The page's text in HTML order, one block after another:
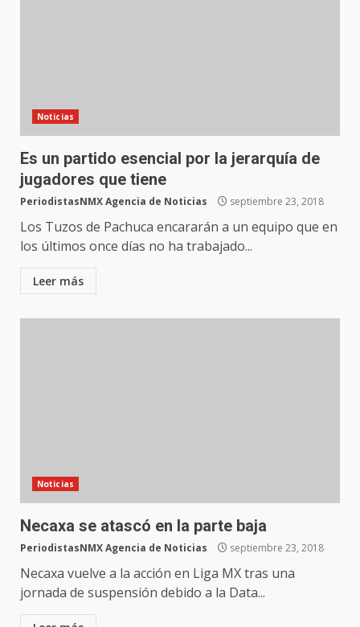
Noticias
Es un partido esencial por la jerarquía de
jugadores que tiene
PeriodistasNMX Agencia de Noticias septiembre 23, 2018
Los Tuzos de Pachuca encararán a un equipo que en
los últimos once días no ha trabajado...
Leer más
Noticias
Necaxa se atascó en la parte baja
PeriodistasNMX Agencia de Noticias septiembre 23, 2018
Necaxa vuelve a la acción en Liga MX tras una
jornada de suspensión debido a la Data...